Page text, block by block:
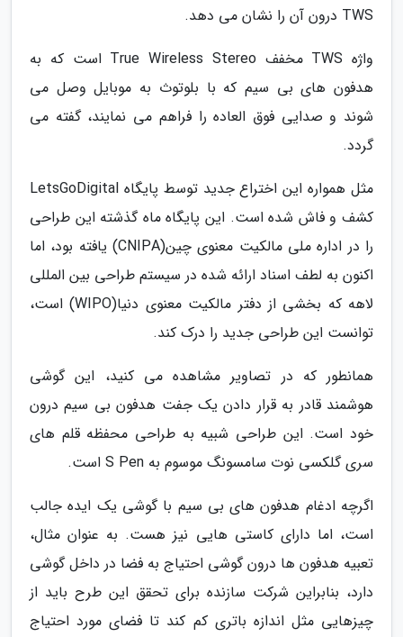
TWS درون آن را نشان می دهد.
واژه TWS مخفف True Wireless Stereo است که به
هدفون های بی سیم که با بلوتوث به موبایل وصل می
شوند و صدایی فوق العاده را فراهم می نمایند، گفته می
گردد.
مثل همواره این اختراع جدید توسط پایگاه LetsGoDigital
کشف و فاش شده است. این پایگاه ماه گذشته این طراحی
را در اداره ملی مالکیت معنوی چین(CNIPA) یافته بود، اما
اکنون به لطف اسناد ارائه شده در سیستم طراحی بین المللی
لاهه که بخشی از دفتر مالکیت معنوی دنیا(WIPO) است،
توانست این طراحی جدید را درک کند.
همانطور که در تصاویر مشاهده می کنید، این گوشی
هوشمند قادر به قرار دادن یک جفت هدفون بی سیم درون
خود است. این طراحی شبیه به طراحی محفظه قلم های
سری گلکسی نوت سامسونگ موسوم به S Pen است.
اگرچه ادغام هدفون های بی سیم با گوشی یک ایده جالب
است، اما دارای کاستی هایی نیز هست. به عنوان مثال،
تعبیه هدفون ها درون گوشی احتیاج به فضا در داخل گوشی
دارد، بنابراین شرکت سازنده برای تحقق این طرح باید از
چیزهایی مثل اندازه باتری کم کند تا فضای مورد احتیاج